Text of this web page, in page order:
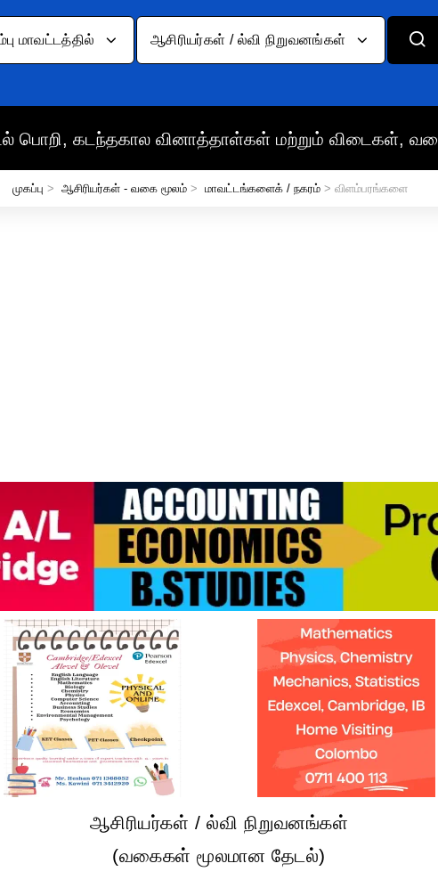
மாவட்டத்தில் ஆசிரியர்கள் / ல்வி நிறுவனங்கள்
பொறி, கடந்தகால வினாத்தாள்கள் மற்றும் விடைகள்,
முகப்பு > ஆசிரியர்கள் - வகை மூலம் > மாவட்டங்களைக் / நகரம் > விளம்பரங்களை
ஆசிரியர்கள் / ல்வி நிறுவனங்கள்
(வகைகள் மூலமான தேடல்)